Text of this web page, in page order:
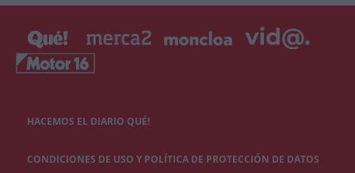
HACEMOS EL DIARIO QUÉ!
CONDICIONES DE USO Y POLÍTICA DE PROTECCIÓN DE DATOS